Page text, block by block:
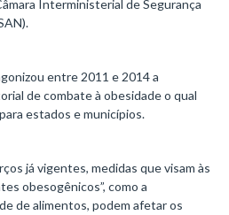
Interministerial de Segurança
entre 2011 e 2014 a
de combate à obesidade o qual
estados e municípios.
já vigentes, medidas que visam às
obesogênicos”, como a
de alimentos, podem afetar os